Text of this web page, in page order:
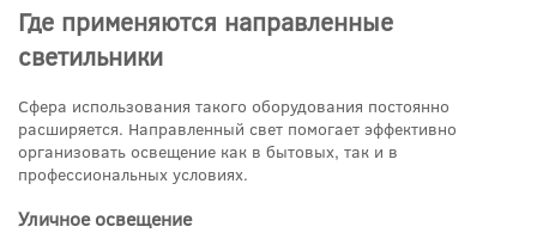
Где применяются направленные
светильники
Сфера использования такого оборудования постоянно
расширяется. Направленный свет помогает эффективно
организовать освещение как в бытовых, так и в
профессиональных условиях.
Уличное освещение